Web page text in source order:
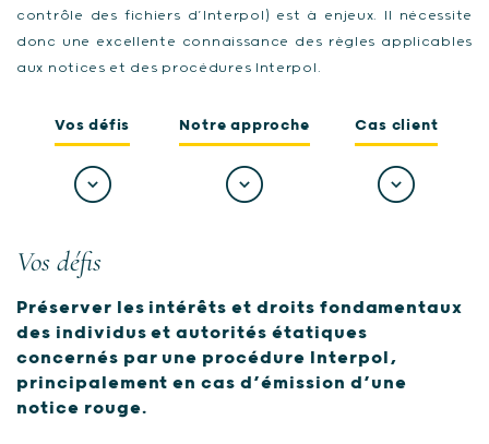
contrôle des fichiers d’Interpol) est à enjeux. Il nécessite
donc une excellente connaissance des règles applicables
aux notices et des procédures Interpol.
Vos défis Notre approche Cas client
Vos défis
Préserver les intérêts et droits fondamentaux
des individus et autorités étatiques
concernés par une procédure Interpol,
principalement en cas d’émission d’une
notice rouge.